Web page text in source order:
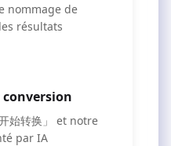
nommage de
résultats
始转换」 et notre
par IA